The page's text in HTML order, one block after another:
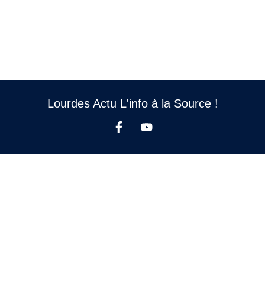
Lourdes Actu L'info à la Source !